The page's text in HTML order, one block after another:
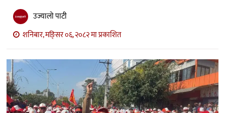
अन्तर्वार्ता
मनोरञ्जन
प्रविधि
खेलकुद
अन्य
उज्यालो पाटी
शनिबार, मङि्सर ०६, २०८२ मा प्रकाशित